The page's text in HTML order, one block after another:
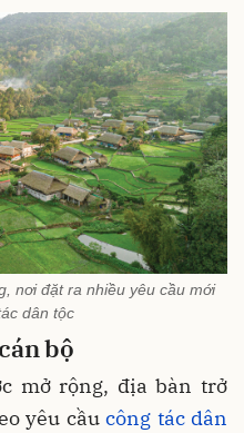
nơi đặt ra nhiều yêu cầu mới
dân tộc
bộ
mở rộng, địa bàn trở
yêu cầucông tác dân